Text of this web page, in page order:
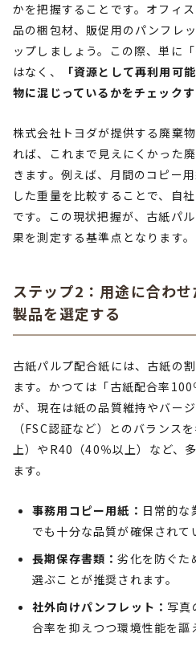
かを把握することです。オフィ
品の梱包材、販促用のパンフレ
ップしましょう。この際、単に
はなく、
「資源として再利用可
物に混じっているかをチェックす
株式会社トヨダが提供する廃棄
れば、これまで見えにくかった
きます。例えば、月間のコピー
した重量を比較することで、自
です。この現状把握が、古紙パ
果を測定する基準点となります。
ステップ2：用途に合わ
製品を選定する
古紙パルプ配合紙には、古紙の
ます。かつては「古紙配合率
が、現在は紙の品質維持やバー
（FSC認証など）とのバランス
上）やR40（40％以上）など、
ます。
事務用コピー用紙： 日常的
でも十分な品質が確保されて
長期保存書類：劣化を防ぐた
選ぶことが推奨されます。
社外向けパンフレット： 写真
合率を抑えつつ環境性能を謳